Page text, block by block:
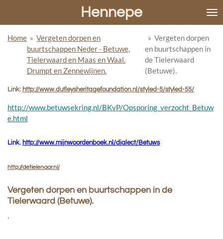
de
hoofdinhoud
Hennepe
Home » Vergeten dorpen en
buurtschappen Neder - Betuwe,
Tielerwaard en Maas en Waal.
Drumpt en Zennewijnen.
» Vergeten dorpen
en buurtschappen in
de Tielerwaard
(Betuwe).
Link: http://www.dutleysheritagefoundation.nl/styled-5/styled-55/
http://www.betuwsekring.nl/BKvP/Opsporing_verzocht_Betuw
e.html
Link. http://www.mijnwoordenboek.nl/dialect/Betuws
http://detielenaar.nl/
Vergeten dorpen en buurtschappen in de
Tielerwaard (Betuwe).
'